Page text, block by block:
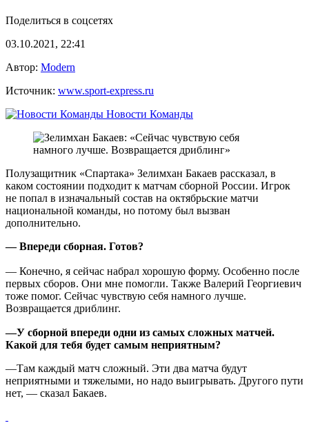
Поделиться в соцсетях
03.10.2021, 22:41
Автор: Modern
Источник: www.sport-express.ru
Новости Команды
Полузащитник «Спартака» Зелимхан Бакаев рассказал, в
каком состоянии подходит к матчам сборной России. Игрок
не попал в изначальный состав на октябрьские матчи
национальной команды, но потому был вызван
дополнительно.
— Впереди сборная. Готов?
— Конечно, я сейчас набрал хорошую форму. Особенно после
первых сборов. Они мне помогли. Также Валерий Георгиевич
тоже помог. Сейчас чувствую себя намного лучше.
Возвращается дриблинг.
—У сборной впереди одни из самых сложных матчей.
Какой для тебя будет самым неприятным?
—Там каждый матч сложный. Эти два матча будут
неприятными и тяжелыми, но надо выигрывать. Другого пути
нет, — сказал Бакаев.